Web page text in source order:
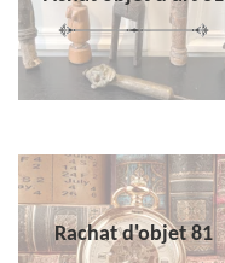
Rachat d'objet 81